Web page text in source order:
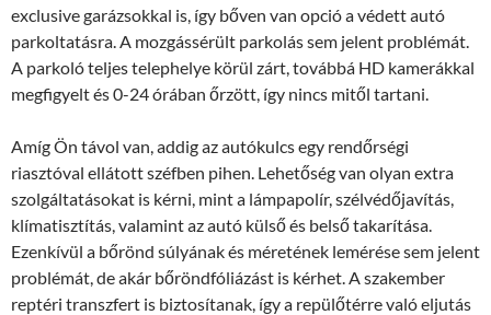
exclusive garázsokkal is, így bőven van opció a védett autó
parkoltatásra. A mozgássérült parkolás sem jelent problémát.
A parkoló teljes telephelye körül zárt, továbbá HD kamerákkal
megfigyelt és 0-24 órában őrzött, így nincs mitől tartani.
Amíg Ön távol van, addig az autókulcs egy rendőrségi
riasztóval ellátott széfben pihen. Lehetőség van olyan extra
szolgáltatásokat is kérni, mint a lámpapolír, szélvédőjavítás,
klímatisztítás, valamint az autó külső és belső takarítása.
Ezenkívül a bőrönd súlyának és méretének lemérése sem jelent
problémát, de akár bőröndfóliázást is kérhet. A szakember
reptéri transzfert is biztosítanak, így a repülőtérre való eljutás